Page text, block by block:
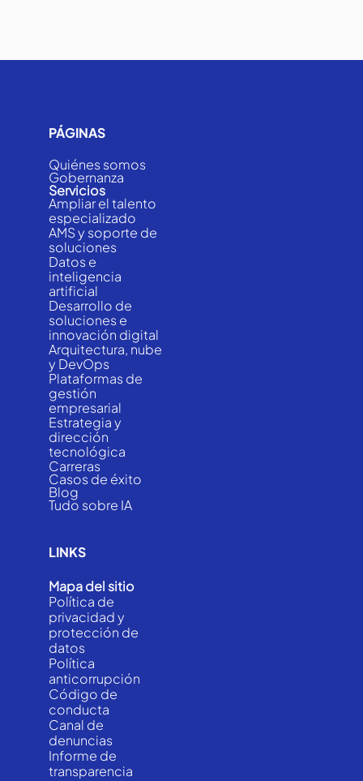
PÁGINAS
Quiénes somos
Gobernanza
Servicios
Ampliar el talento
especializado
AMS y soporte de
soluciones
Datos e
inteligencia
artificial
Desarrollo de
soluciones e
innovación digital
Arquitectura, nube
y DevOps
Plataformas de
gestión
empresarial
Estrategia y
dirección
tecnológica
Carreras
Casos de éxito
Blog
Tudo sobre IA
LINKS
Mapa del sitio
Política de
privacidad y
protección de
datos
Política
anticorrupción
Código de
conducta
Canal de
denuncias
Informe de
transparencia